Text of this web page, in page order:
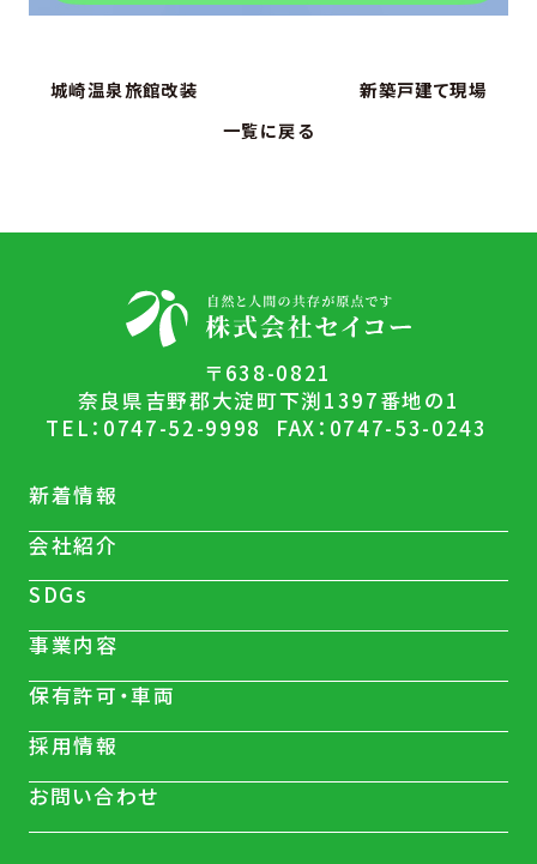
城崎温泉旅館改装
一覧に戻る
新築戸建て現場
〒638-0821
奈良県吉野郡大淀町下渕1397番地の1
TEL：0747-52-9998
FAX：0747-53-0243
新着情報
会社紹介
SDGs
事業内容
保有許可・車両
採用情報
お問い合わせ